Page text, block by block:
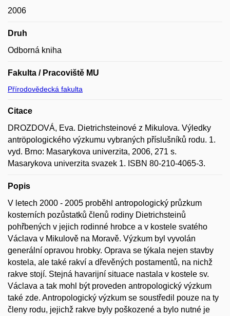
2006
Druh
Odborná kniha
Fakulta / Pracoviště MU
Přírodovědecká fakulta
Citace
DROZDOVÁ, Eva. Dietrichsteinové z Mikulova. Výledky
antröpologického výzkumu vybraných příslušníků rodu. 1.
vyd. Brno: Masarykova univerzita, 2006, 271 s.
Masarykova univerzita svazek 1. ISBN 80-210-4065-3.
Popis
V letech 2000 - 2005 proběhl antropologický průzkum
kosterních pozůstatků členů rodiny Dietrichsteinů
pohřbených v jejich rodinné hrobce a v kostele svatého
Václava v Mikulově na Moravě. Výzkum byl vyvolán
generální opravou hrobky. Oprava se týkala nejen stavby
kostela, ale také rakví a dřevěných postamentů, na nichž
rakve stojí. Stejná havarijní situace nastala v kostele sv.
Václava a tak mohl být proveden antropologický výzkum
také zde. Antropologický výzkum se soustředil pouze na ty
členy rodu, jejichž rakve byly poškozené a bylo nutné je